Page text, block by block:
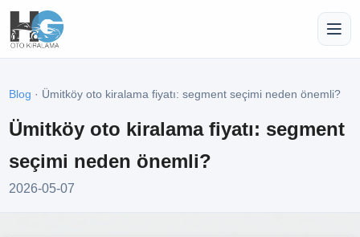
Blog · Ümitköy oto kiralama fiyatı: segment seçimi neden önemli?
Ümitköy oto kiralama fiyatı: segment
seçimi neden önemli?
2026-05-07